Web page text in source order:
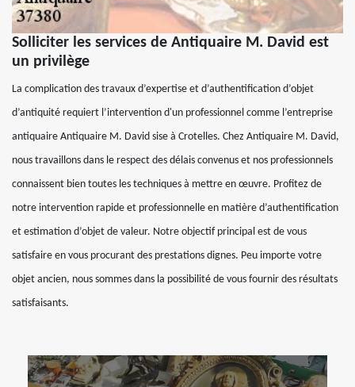
Solliciter les services de Antiquaire M. David est
un privilège
La complication des travaux d’expertise et d’authentification d’objet
d’antiquité requiert l’intervention d'un professionnel comme l’entreprise
antiquaire Antiquaire M. David sise à Crotelles. Chez Antiquaire M. David,
nous travaillons dans le respect des délais convenus et nos professionnels
connaissent bien toutes les techniques à mettre en œuvre. Profitez de
notre intervention rapide et professionnelle en matière d’authentification
et estimation d’objet de valeur. Notre objectif principal est de vous
satisfaire en vous procurant des prestations dignes. Peu importe votre
objet ancien, nous sommes dans la possibilité de vous fournir des résultats
satisfaisants.